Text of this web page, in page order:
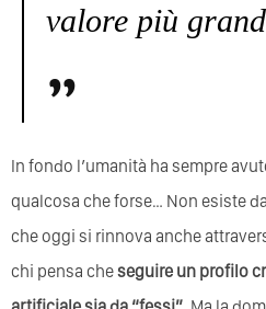
valore più
In fondo l’umanità ha sempre
qualcosa che forse… Non esiste
che oggi si rinnova anche
chi pensa cheseguire un profilo